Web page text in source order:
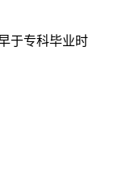
于专科毕业时